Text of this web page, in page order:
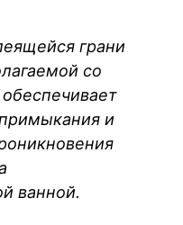
грани
со
и
ванной.